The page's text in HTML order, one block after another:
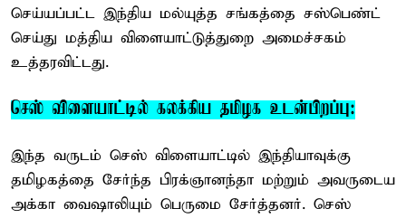
செய்யப்பட்ட இந்திய மல்யுத்த சங்கத்தை சஸ்பெண்ட்
செய்து மத்திய விளையாட்டுத்துறை அமைச்சகம்
உத்தரவிட்டது.
செஸ் விளையாட்டில் கலக்கிய தமிழக உடன்பிறப்பு:
இந்த வருடம் செஸ் விளையாட்டில் இந்தியாவுக்கு
தமிழகத்தை சேர்ந்த பிரக்ஞானந்தா மற்றும் அவருடைய
அக்கா வைஷாலியும் பெருமை சேர்த்தனர். செஸ்